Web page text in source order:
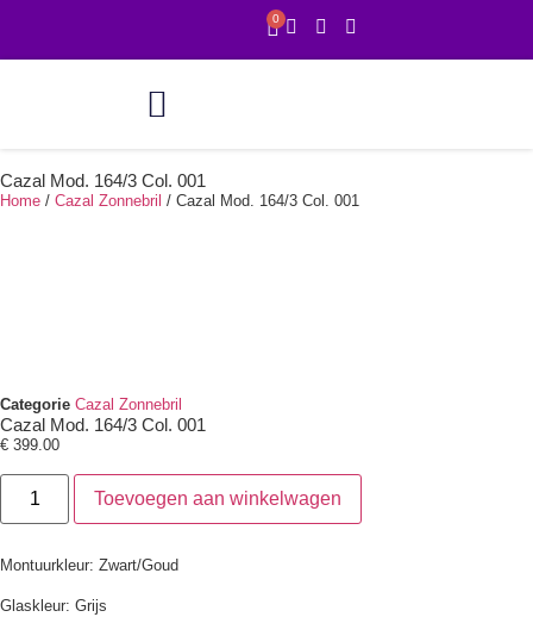
0
Cazal Mod. 164/3 Col. 001
Home / Cazal Zonnebril / Cazal Mod. 164/3 Col. 001
Categorie Cazal Zonnebril
Cazal Mod. 164/3 Col. 001
€ 399.00
Toevoegen aan winkelwagen
Montuurkleur: Zwart/Goud
Glaskleur: Grijs